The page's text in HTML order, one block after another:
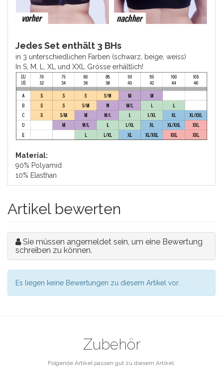
Jedes Set enthält 3 BHs
in 3 unterschiedlichen Farben (schwarz, beige, weiss)
In S, M, L, XL und XXL Grösse erhältlich!
Material:
90% Polyamid
10% Elasthan
Artikel bewerten
Sie müssen angemeldet sein, um eine Bewertung
schreiben zu können.
Es liegen keine Bewertungen zu diesem Artikel vor.
Zubehör
Folgende Artikel passen gut zu diesem Artikel.